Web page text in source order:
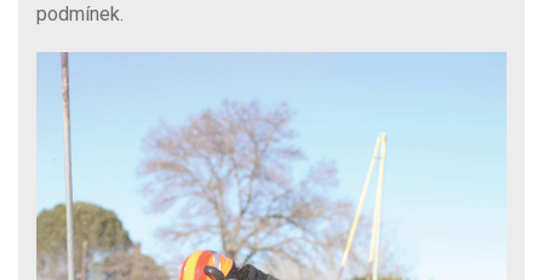
podmínek.